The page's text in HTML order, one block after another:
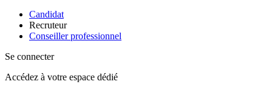
Candidat
Recruteur
Conseiller professionnel
Se connecter
Accédez à votre espace dédié